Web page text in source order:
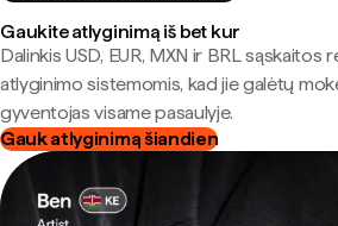
Gaukite atlyginimą iš bet kur
Dalinkis USD, EUR, MXN ir BRL sąskaitos
atlyginimo sistemomis, kad jie galėtų
gyventojas visame pasaulyje.
Gauk atlyginimą šiandien